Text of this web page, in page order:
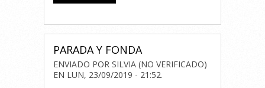
PARADA Y FONDA
ENVIADO POR SILVIA (NO VERIFICADO)
EN LUN, 23/09/2019 - 21:52.